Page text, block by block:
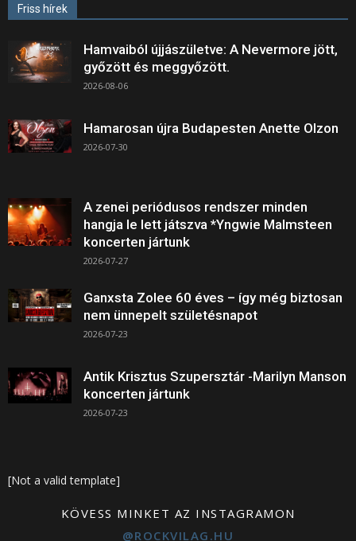
Friss hírek
Hamvaiból újjászületve: A Nevermore jött,
győzött és meggyőzött.
2026-08-06
Hamarosan újra Budapesten Anette Olzon
2026-07-30
A zenei periódusos rendszer minden
hangja le lett játszva *Yngwie Malmsteen
koncerten jártunk
2026-07-27
Ganxsta Zolee 60 éves – így még biztosan
nem ünnepelt születésnapot
2026-07-23
Antik Krisztus Szupersztár -Marilyn Manson
koncerten jártunk
2026-07-23
[Not a valid template]
KÖVESS MINKET AZ INSTAGRAMON
@ROCKVILAG.HU